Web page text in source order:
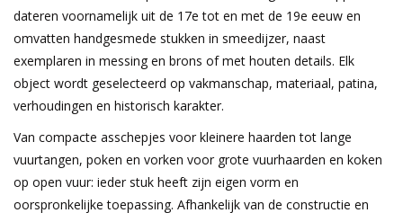
Objecten
Decoratieve Outdoor
Objecten
Vloeren - Steen, Terra Cotta
& Marmer
dateren voornamelijk uit de 17e tot en met de 19e eeuw en
omvatten handgesmede stukken in smeedijzer, naast
exemplaren in messing en brons of met houten details. Elk
object wordt geselecteerd op vakmanschap, materiaal, patina,
verhoudingen en historisch karakter.
Van compacte asschepjes voor kleinere haarden tot lange
vuurtangen, poken en vorken voor grote vuurhaarden en koken
op open vuur: ieder stuk heeft zijn eigen vorm en
oorspronkelijke toepassing. Afhankelijk van de constructie en